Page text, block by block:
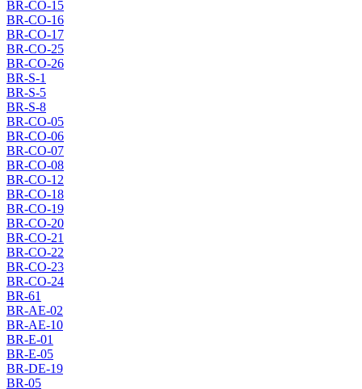
BR-CO-15
BR-CO-16
BR-CO-17
BR-CO-25
BR-CO-26
BR-S-1
BR-S-5
BR-S-8
BR-CO-05
BR-CO-06
BR-CO-07
BR-CO-08
BR-CO-12
BR-CO-18
BR-CO-19
BR-CO-20
BR-CO-21
BR-CO-22
BR-CO-23
BR-CO-24
BR-61
BR-AE-02
BR-AE-10
BR-E-01
BR-E-05
BR-DE-19
BR-05